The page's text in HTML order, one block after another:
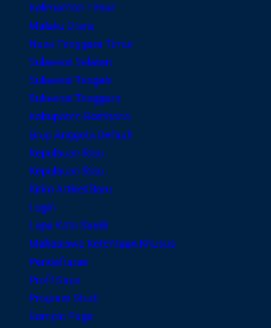
Kalimantan Timur
Maluku Utara
Nusa Tenggara Timur
Sulawesi Selatan
Sulawesi Tengah
Sulawesi Tenggara
Kabupaten Bombana
Grup Anggota Default
Kepulauan Riau
Kepulauan Riau
Kirim Artikel Baru
Login
Lupa Kata Sandi
Mahasiswa Ketentuan Khusus
Pendaftaran
Profil Saya
Program Studi
Sample Page